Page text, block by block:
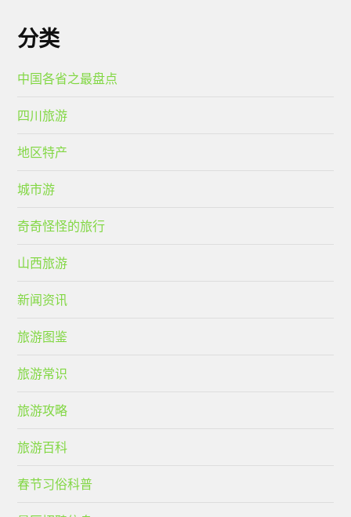
分类
中国各省之最盘点
四川旅游
地区特产
城市游
奇奇怪怪的旅行
山西旅游
新闻资讯
旅游图鉴
旅游常识
旅游攻略
旅游百科
春节习俗科普